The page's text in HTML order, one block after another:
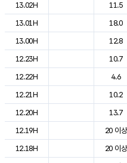
13.02H
11.5
13.01H
18.0
13.00H
12.8
12.23H
10.7
12.22H
4.6
12.21H
10.2
12.20H
13.7
12.19H
20 이상
12.18H
20 이상